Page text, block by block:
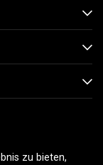
zu bieten,